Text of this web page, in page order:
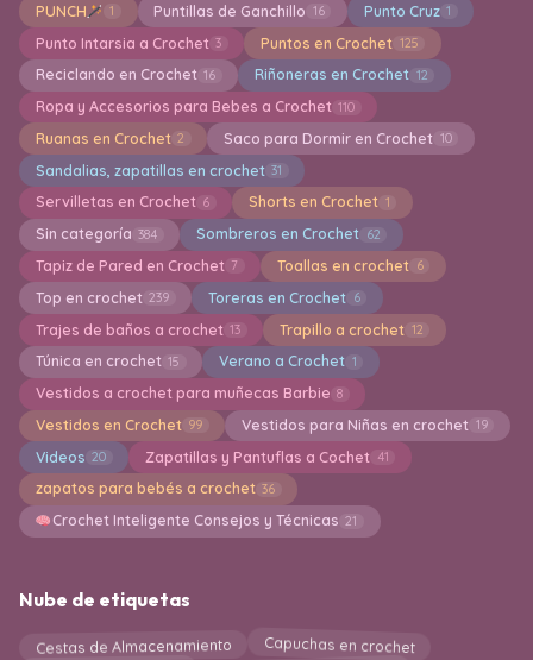
PUNCH 1 Puntillas de Ganchillo 16 Punto Cruz 1
Punto Intarsia a Crochet 3 Puntos en Crochet 125
Reciclando en Crochet 16 Riñoneras en Crochet 12
Ropa y Accesorios para Bebes a Crochet 110
Ruanas en Crochet 2 Saco para Dormir en Crochet 10
Sandalias, zapatillas en crochet 31
Servilletas en Crochet 6 Shorts en Crochet 1
Sin categoría 384 Sombreros en Crochet 62
Tapiz de Pared en Crochet 7 Toallas en crochet 6
Top en crochet 239 Toreras en Crochet 6
Trajes de baños a crochet 13 Trapillo a crochet 12
Túnica en crochet 15 Verano a Crochet 1
Vestidos a crochet para muñecas Barbie 8
Vestidos en Crochet 99 Vestidos para Niñas en crochet 19
Videos 20 Zapatillas y Pantuflas a Cochet 41
zapatos para bebés a crochet 36
Crochet Inteligente Consejos y Técnicas 21
Nube de etiquetas
Cestas de Almacenamiento Capuchas en crochet